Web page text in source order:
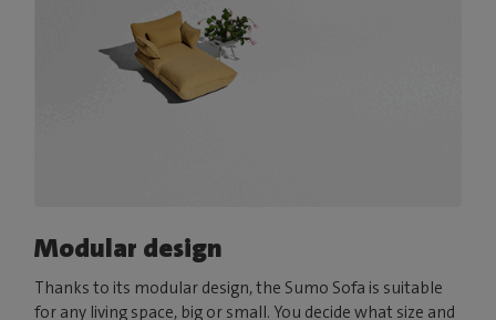
Modular design
Thanks to its modular design, the Sumo Sofa is suitable
for any living space, big or small. You decide what size and